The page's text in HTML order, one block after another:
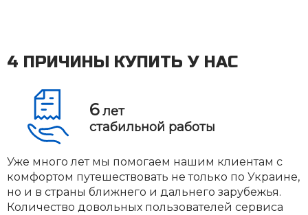
4 ПРИЧИНЫ КУПИТЬ У НАС
6лет
стабильной работы
Уже много лет мы помогаем нашим клиентам с
комфортом путешествовать не только по Украине,
но и в страны ближнего и дальнего зарубежья.
Количество довольных пользователей сервиса